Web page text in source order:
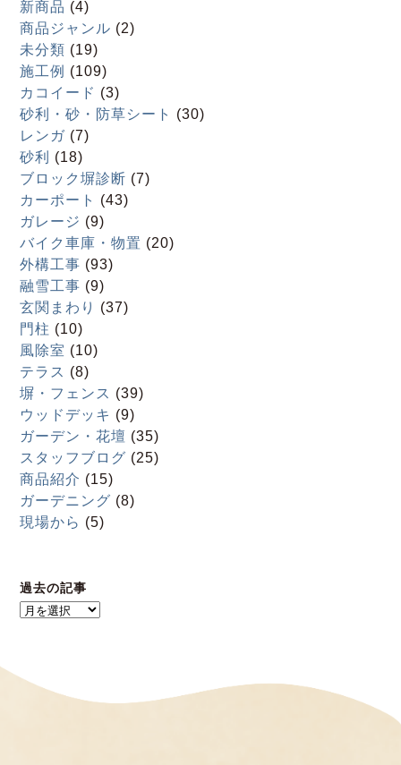
新商品 (4)
商品ジャンル (2)
未分類 (19)
施工例 (109)
カコイード (3)
砂利・砂・防草シート
(30)
レンガ (7)
砂利
(18)
ブロック塀診断 (7)
カーポート
(43)
ガレージ (9)
バイク車庫・物置 (20)
外構工事 (93)
融雪工事 (9)
玄関まわり
(37)
門柱 (10)
風除室 (10)
テラス (8)
塀・フェンス (39)
ウッドデッキ (9)
ガーデン・花壇 (35)
スタッフブログ (25)
商品紹介 (15)
ガーデニング (8)
現場から (5)
過去の記事
過
記